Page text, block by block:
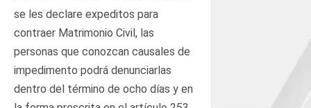
se les declare expeditos para
contraer Matrimonio Civil, las
personas que conozcan causales de
impedimento podrá denunciarlas
dentro del término de ocho días y en